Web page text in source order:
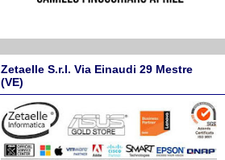
Zetaelle S.r.l. Via Einaudi 29 Mestre
(VE)